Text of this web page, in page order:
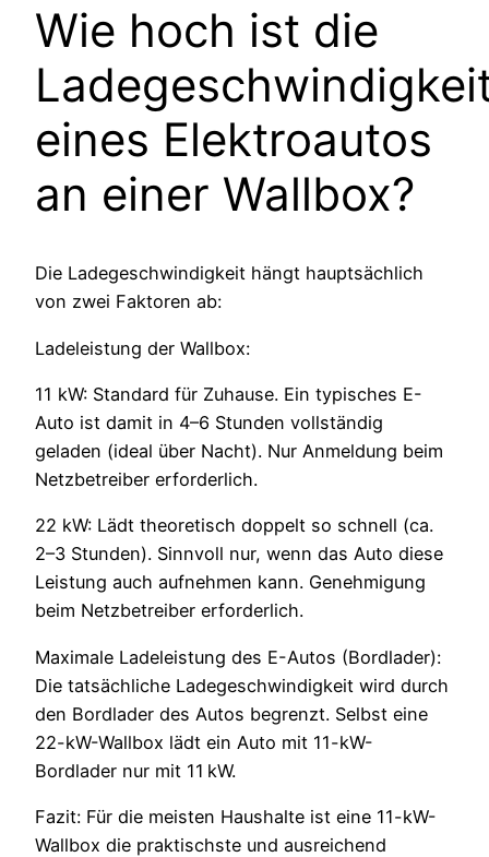
Wie hoch ist die
eines Elektroautos
an einer Wallbox?
Die Ladegeschwindigkeit hängt hauptsächlich
von zwei Faktoren ab:
Ladeleistung der Wallbox:
11 kW: Standard für Zuhause. Ein typisches E-
Auto ist damit in 4–6 Stunden vollständig
geladen (ideal über Nacht). Nur Anmeldung beim
Netzbetreiber erforderlich.
22 kW: Lädt theoretisch doppelt so schnell (ca.
2–3 Stunden). Sinnvoll nur, wenn das Auto diese
Leistung auch aufnehmen kann. Genehmigung
beim Netzbetreiber erforderlich.
Maximale Ladeleistung des E-Autos (Bordlader):
Die tatsächliche Ladegeschwindigkeit wird durch
den Bordlader des Autos begrenzt. Selbst eine
22-kW-Wallbox lädt ein Auto mit 11-kW-
Bordlader nur mit 11 kW.
Fazit: Für die meisten Haushalte ist eine 11-kW-
Wallbox die praktischste und ausreichend